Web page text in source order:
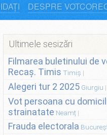
DESPRE
Ultimele sesizări
Filmarea buletinului de
Recaș. Timis Timiș
Alegeri tur 2 2025 Giurgiu
Vot persoana cu
strainatate Neamț
Frauda electorala